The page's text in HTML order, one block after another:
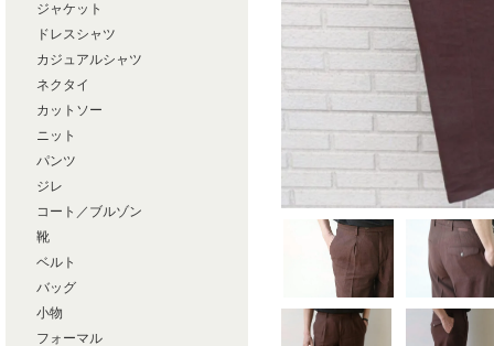
ジャケット
ドレスシャツ
カジュアルシャツ
ネクタイ
カットソー
ニット
パンツ
ジレ
コート／ブルゾン
靴
ベルト
バッグ
小物
フォーマル